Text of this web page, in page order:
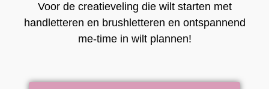
Voor de creatieveling die wilt starten met
handletteren en brushletteren en ontspannend
me-time in wilt plannen!